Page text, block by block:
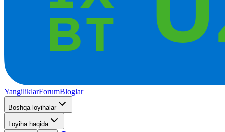
YangiliklarForumBloglar
Boshqa loyihalar
Loyiha haqida